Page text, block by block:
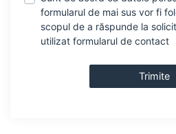
formularul de mai sus vor fi
scopul de a răspunde la
utilizat formularul de contact
Trimite